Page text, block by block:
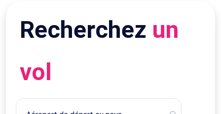
Recherchez un
vol